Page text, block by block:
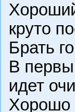
круто
Брать
В
идет
Хорошо